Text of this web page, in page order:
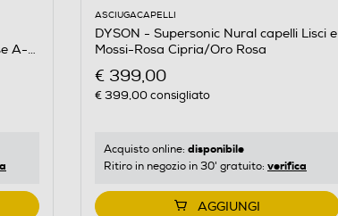
A-
ASCIUGACAPELLI
DYSON - Supersonic Nural capelli Lisci e
Mossi-Rosa Cipria/Oro Rosa
€ 399,00
€ 399,00consigliato
Acquisto online: disponibile
Ritiro in negozio in 30' gratuito: verifica
AGGIUNGI